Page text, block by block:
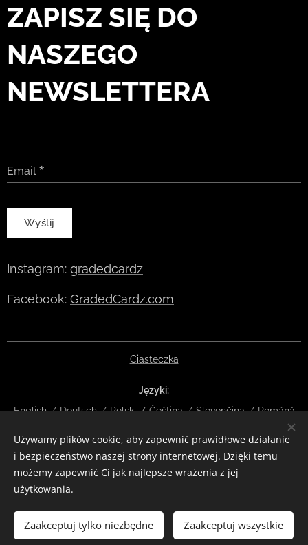
Włóż do koszyka
ZAPISZ SIĘ DO
NASZEGO
NEWSLETTERA
Email
Wyślij
Instagram: gradedcardz
Facebook: GradedCardz.com
Ciasteczka
Języki
English
Deutsch Polski Čeština Slovenčina Română
Waluty
EUR €
CZK Kč DKK kr NOK kr GBP £ SEK kr
CHF
HUF Ft
ISK kr USD $ PLN zł RON lei
Używamy plików cookie, aby zapewnić prawidłowe działanie
i bezpieczeństwo naszej strony internetowej. Dzięki temu
możemy zapewnić Ci jak najlepsze wrażenia z jej
użytkowania.
Zaakceptuj tylko niezbędne Zaakceptuj wszystkie